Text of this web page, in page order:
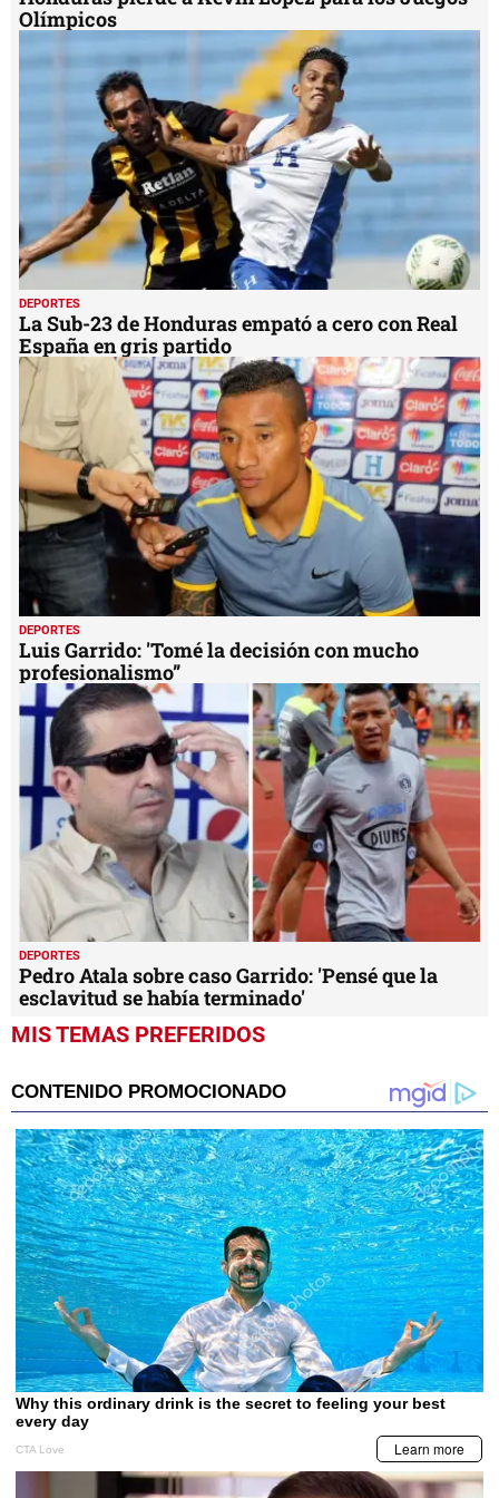
Olímpicos
DEPORTES
La Sub-23 de Honduras empató a cero con Real
España en gris partido
DEPORTES
Luis Garrido: 'Tomé la decisión con mucho
profesionalismo”
DEPORTES
Pedro Atala sobre caso Garrido: 'Pensé que la
esclavitud se había terminado'
MIS TEMAS PREFERIDOS